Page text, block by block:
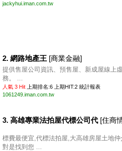
jackyhui.iman.com.tw
2. 網路地產王 [商業金融]
提供售屋公司資訊、預售屋、新成屋線上
務。 ...
人氣 3 Hit 上期排名:6 上期HIT:2 統計報表
1061249.iman.com.tw
3. 高雄專業法拍屋代標公司代 [住商
標費最便宜,代標法拍屋,大高雄房屋土地
對是找到您 ...